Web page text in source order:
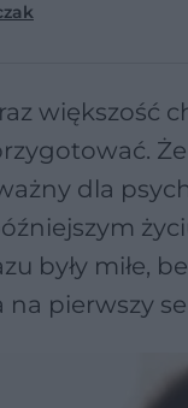
większość
dla
były miłe,
na pierwszy